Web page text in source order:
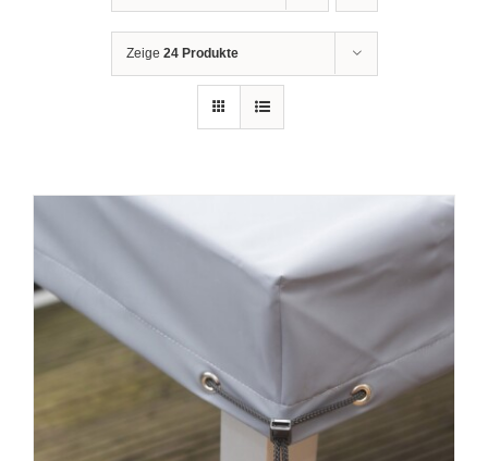
Zeige 24 Produkte